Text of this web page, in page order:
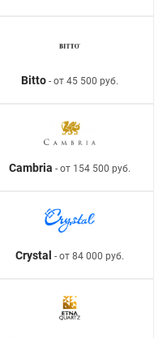
Bitto - от 45 500 руб.
Cambria - от 154 500 руб.
Crystal - от 84 000 руб.